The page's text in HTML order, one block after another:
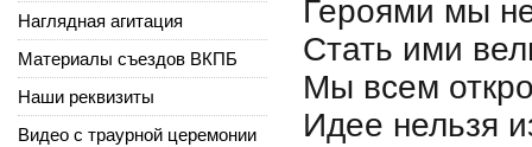
Героями мы
Стать ими
Мы всем
Идее нельзя
Наглядная агитация
Материалы съездов ВКПБ
Наши реквизиты
Видео с траурной церемонии